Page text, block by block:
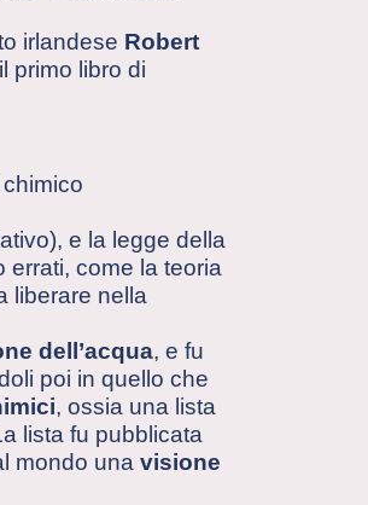
irlandese Robert
primo libro di
e la legge della
come la teoria
liberare nella
dell’acqua, e fu
poi in quello che
, ossia una lista
lista fu pubblicata
mondo una visione